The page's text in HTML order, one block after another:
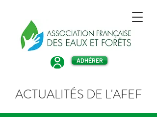
ADHÉRER
ACTUALITÉS DE L'AFEF